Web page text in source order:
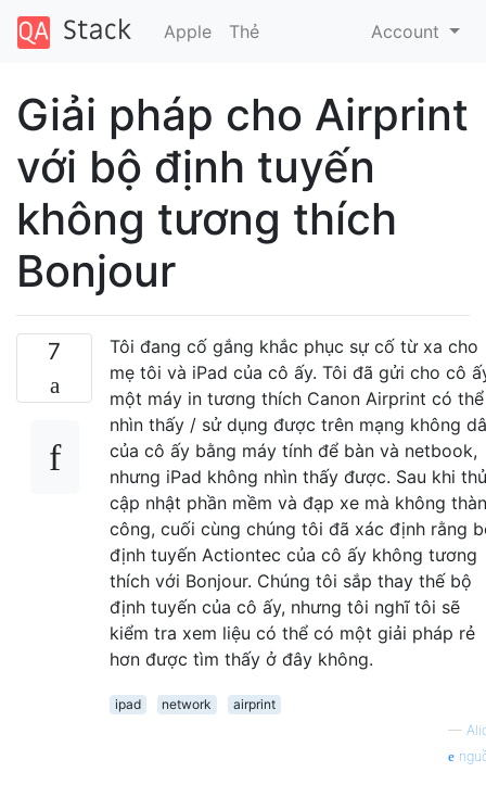
Apple Thẻ Account
Giải pháp cho Airprint
với bộ định tuyến
không tương thích
Bonjour
7
Tôi đang cố gắng khắc phục sự cố từ xa cho
mẹ tôi và iPad của cô ấy. Tôi đã gửi cho cô
một máy in tương thích Canon Airprint có thể
nhìn thấy / sử dụng được trên mạng không
của cô ấy bằng máy tính để bàn và netbook,
nhưng iPad không nhìn thấy được. Sau khi
cập nhật phần mềm và đạp xe mà không
công, cuối cùng chúng tôi đã xác định rằng
định tuyến Actiontec của cô ấy không tương
thích với Bonjour. Chúng tôi sắp thay thế bộ
định tuyến của cô ấy, nhưng tôi nghĩ tôi sẽ
kiểm tra xem liệu có thể có một giải pháp rẻ
hơn được tìm thấy ở đây không.
ipad network
airprint
—